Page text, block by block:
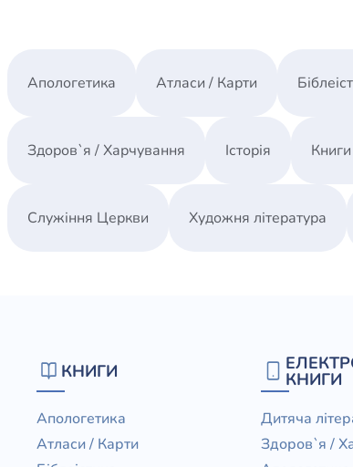
Апологетика Атласи / Карти
Здоров`я / Харчування Історія
Служіння Церкви Художня література
КНИГИ
Апологетика
Атласи / Карти
КНИГИ
Дитяча
Здоров`я /